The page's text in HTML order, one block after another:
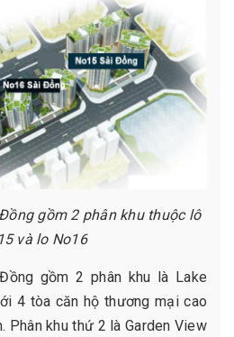
gồm 2 phân khu thuộc lô
và lo No16
gồm 2 phân khu là Lake
4 tòa căn hộ thương mại cao
Phân khu thứ 2 là Garden View